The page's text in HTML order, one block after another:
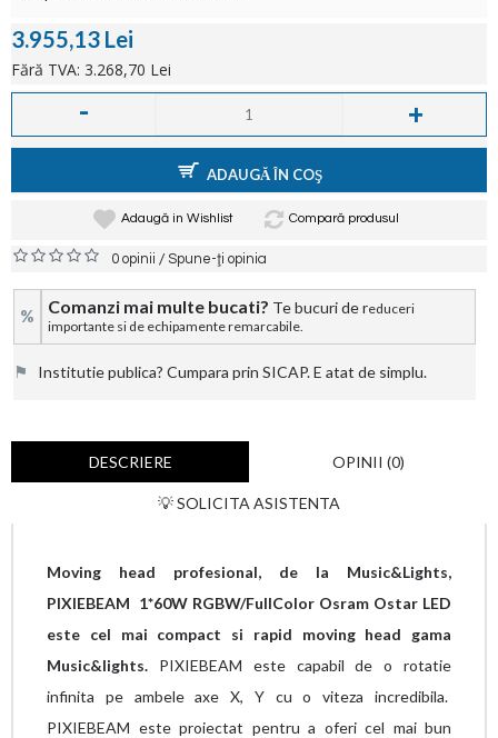
3.955,13 Lei
Fără TVA: 3.268,70 Lei
- +
ADAUGĂ ÎN COŞ
Adaugă in Wishlist Compară produsul
0 opinii /Spune-ţi opinia
% Comanzi mai multe bucati? Te bucuri de reduceri
importante si de echipamente remarcabile.
⚑ Institutie publica? Cumpara prin SICAP. E atat de simplu.
DESCRIERE OPINII (0)
💡 SOLICITA ASISTENTA
Moving head profesional, de la Music&Lights,
PIXIEBEAM 1*60W RGBW/FullColor Osram Ostar LED
este cel mai compact si rapid moving head gama
Music&lights. PIXIEBEAM este capabil de o rotatie
infinita pe ambele axe X, Y cu o viteza incredibila.
PIXIEBEAM este proiectat pentru a oferi cel mai bun